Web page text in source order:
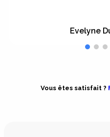
Evelyne
Vous êtes satisfait ?